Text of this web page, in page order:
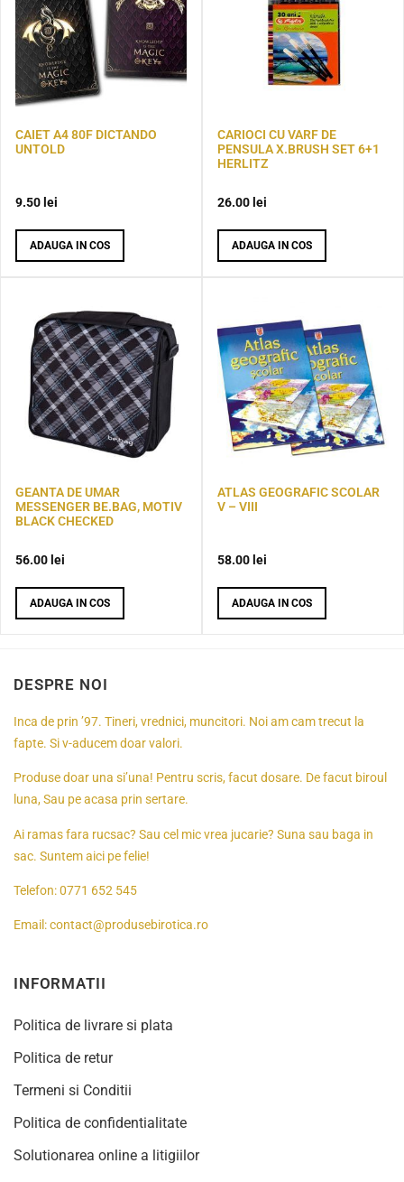
CAIET A4 80F DICTANDO
UNTOLD
9.50 lei
ADAUGA IN COS
CARIOCI CU VARF DE
PENSULA X.BRUSH SET 6+1
HERLITZ
26.00 lei
ADAUGA IN COS
GEANTA DE UMAR
MESSENGER BE.BAG, MOTIV
BLACK CHECKED
56.00 lei
ADAUGA IN COS
ATLAS GEOGRAFIC SCOLAR
V – VIII
58.00 lei
ADAUGA IN COS
DESPRE NOI
Inca de prin ’97. Tineri, vrednici, muncitori. Noi am cam trecut la
fapte. Si v-aducem doar valori.
Produse doar una si’una! Pentru scris, facut dosare. De facut biroul
luna, Sau pe acasa prin sertare.
Ai ramas fara rucsac? Sau cel mic vrea jucarie? Suna sau baga in
sac. Suntem aici pe felie!
Telefon:0771 652 545
Email:contact@produsebirotica.ro
INFORMATII
Politica de livrare si plata
Politica de retur
Termeni si Conditii
Politica de confidentialitate
Solutionarea online a litigiilor